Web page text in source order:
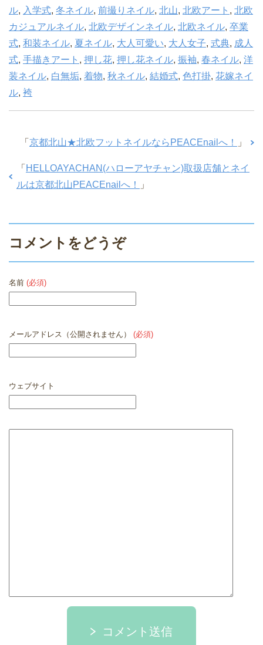
ル, 入学式, 冬ネイル, 前撮りネイル, 北山, 北欧アート , 北欧
カジュアルネイル, 北欧デザインネイル, 北欧ネイル, 卒業
式, 和装ネイル, 夏ネイル, 大人可愛い, 大人女子, 式典, 成人
式, 手描きアート , 押し花, 押し花ネイル, 振袖, 春ネイル, 洋
装ネイル, 白無垢, 着物, 秋ネイル, 結婚式, 色打掛, 花嫁ネイ
ル, 袴
「 京都北山★北欧フットネイルならPEACEnailへ！ 」
「 HELLOAYACHAN(ハローアヤチャン)取扱店舗とネイ
ルは京都北山PEACEnailへ！
」
コメントをどうぞ
名前 (必須)
メールアドレス（公開されません） (必須)
ウェブサイト
コメント送信